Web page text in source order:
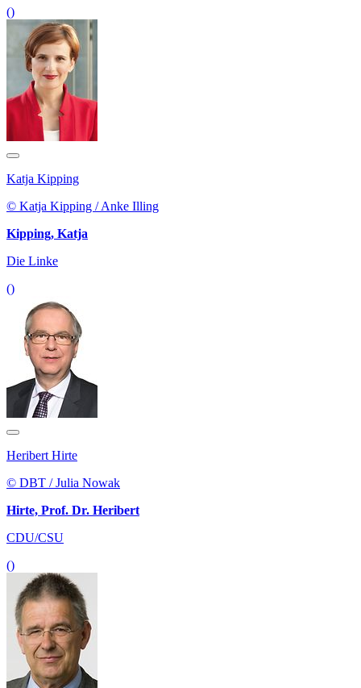
()
Katja Kipping
© Katja Kipping / Anke Illing
Kipping, Katja
Die Linke
()
Heribert Hirte
© DBT / Julia Nowak
Hirte, Prof. Dr. Heribert
CDU/CSU
()